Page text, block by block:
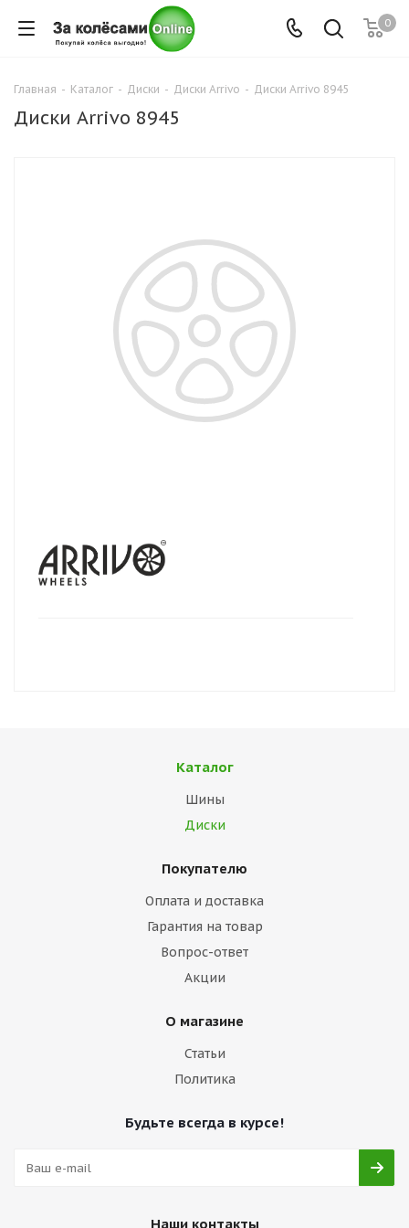
0
Главная - Каталог - Диски - Диски Arrivo - Диски Arrivo 8945
Диски Arrivo 8945
Каталог
Шины
Диски
Покупателю
Оплата и доставка
Гарантия на товар
Вопрос-ответ
Акции
О магазине
Статьи
Политика
Будьте всегда в курсе!
Наши контакты